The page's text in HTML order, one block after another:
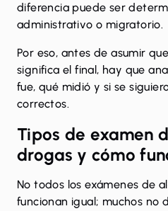
diferencia puede ser
administrativo o migratorio.
Por eso, antes de asumir
significa el final, hay que
fue, qué midió y si se
correctos.
Tipos de examen
drogas y cómo
No todos los exámenes de
funcionan igual; muchos no